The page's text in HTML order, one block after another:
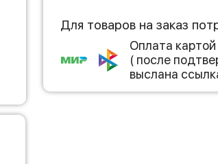
Для товаров на заказ
Оплата
( после
выслана